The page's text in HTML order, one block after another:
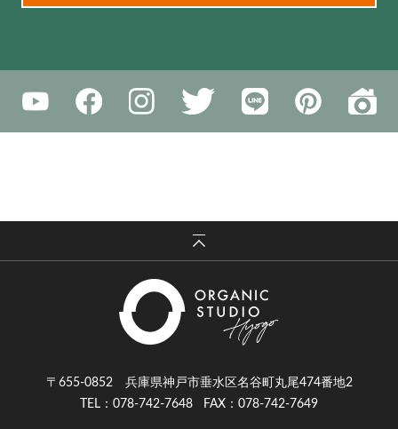
〒655-0852 兵庫県神戸市垂水区名谷町丸尾474番地2
TEL：078-742-7648
FAX：078-742-7649